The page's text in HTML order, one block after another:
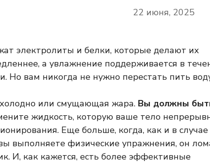
22 июня, 2025
электролиты и белки, которые делают их
а увлажнение поддерживается в
Но вам никогда не нужно перестать пить
или смущающая жара. Вы должны
жидкость, которую ваше тело
Еще больше, когда, как и в случае
выполняете физические упражнения, он
И, как кажется, есть более эффективные